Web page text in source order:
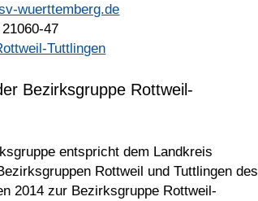
wuerttemberg.de
47
Tuttlingen
Bezirksgruppe Rottweil-
entspricht dem Landkreis
Rottweil und Tuttlingen des
2014 zur Bezirksgruppe Rottweil-